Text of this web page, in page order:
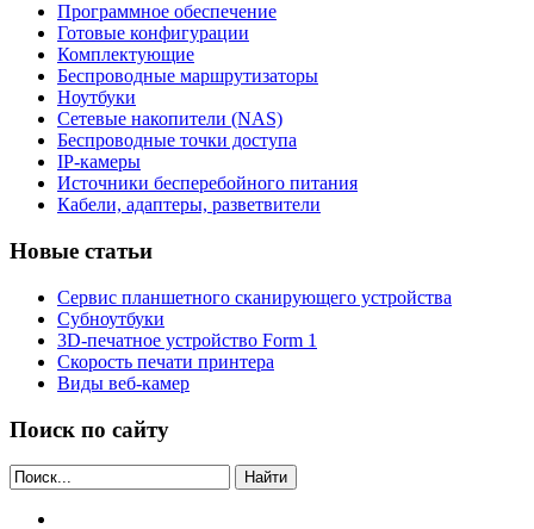
Программное обеспечение
Готовые конфигурации
Комплектующие
Беспроводные маршрутизаторы
Ноутбуки
Сетевые накопители (NAS)
Беспроводные точки доступа
IP-камеры
Источники бесперебойного питания
Кабели, адаптеры, разветвители
Новые статьи
Сервис планшетного сканирующего устройства
Субноутбуки
3D-печатное устройство Form 1
Скорость печати принтера
Виды веб-камер
Поиск по сайту
Найти